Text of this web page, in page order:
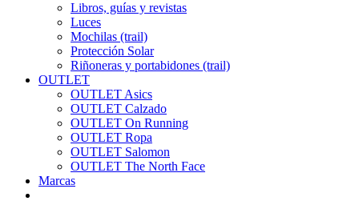
Libros, guías y revistas
Luces
Mochilas (trail)
Protección Solar
Riñoneras y portabidones (trail)
OUTLET
OUTLET Asics
OUTLET Calzado
OUTLET On Running
OUTLET Ropa
OUTLET Salomon
OUTLET The North Face
Marcas